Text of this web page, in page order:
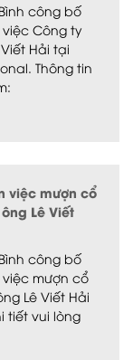
công bố
Công ty
Hải tại
Thông tin
việc mượn cổ
Lê Viết
công bố
mượn cổ
Lê Viết Hải
tiết vui lòng